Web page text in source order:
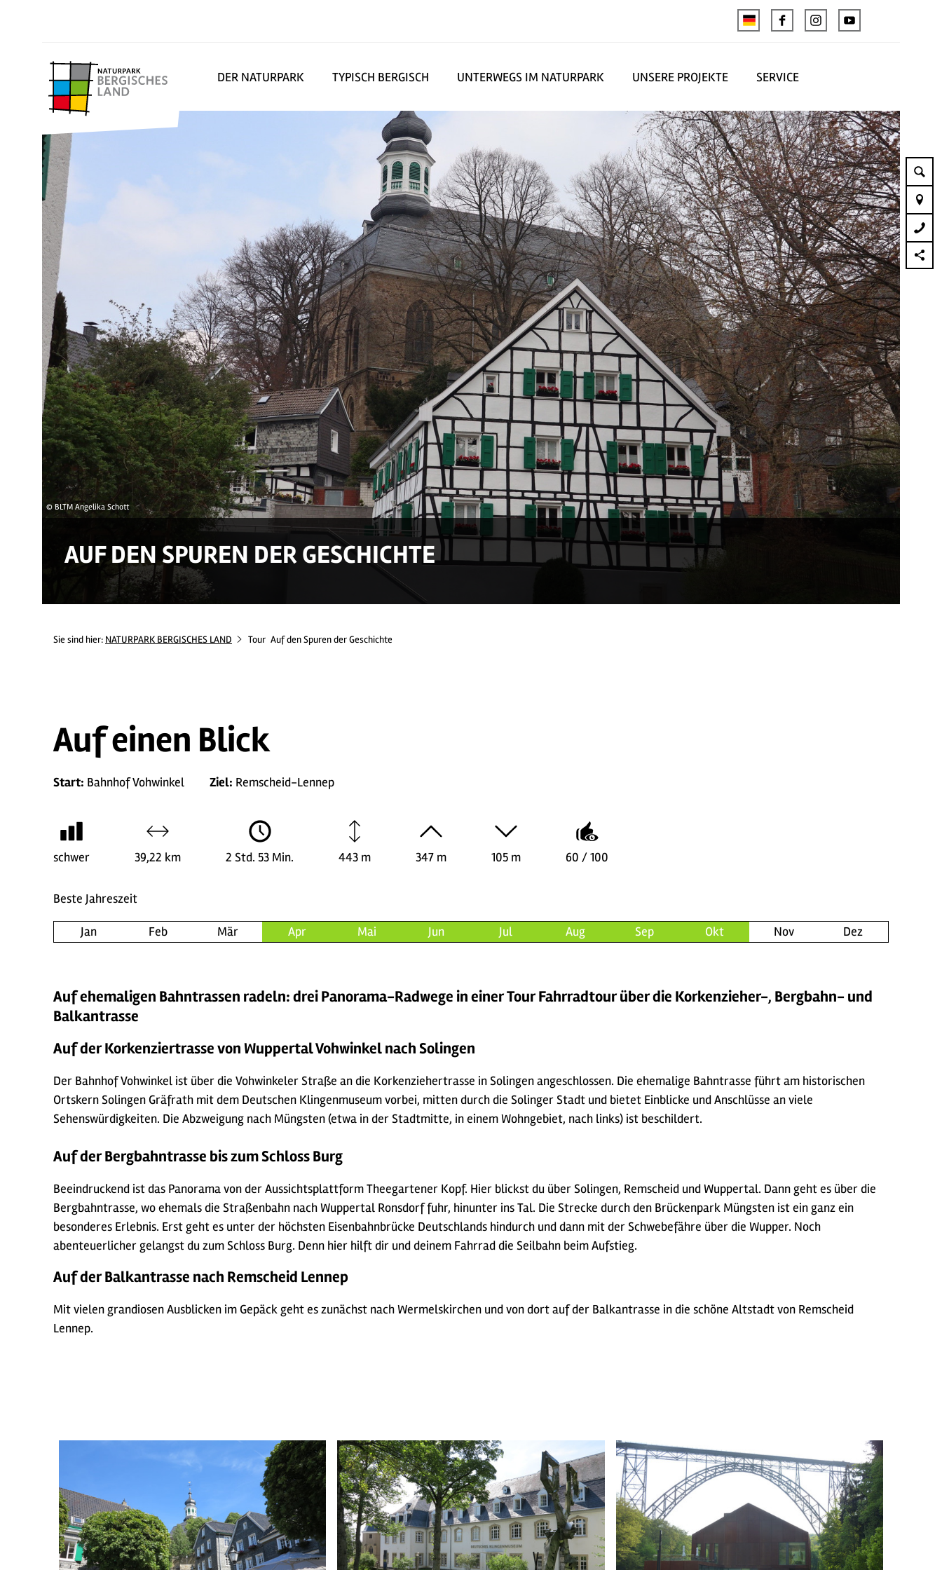
DER NATURPARK TYPISCH BERGISCH UNTERWEGS IM NATURPARK UNSERE PROJEKTE SERVICE
© BLTM Angelika Schott
AUF DEN SPUREN DER GESCHICHTE
Sie sind hier: NATURPARK BERGISCHES LAND Tour Auf den Spuren der Geschichte
Auf einen Blick
Start: Bahnhof Vohwinkel Ziel: Remscheid-Lennep
schwer 39,22 km 2 Std. 53 Min. 443 m 347 m 105 m 60 / 100
Beste Jahreszeit
Jan Feb Mär Apr Mai Jun Jul Aug Sep Okt Nov Dez
Auf ehemaligen Bahntrassen radeln: drei Panorama-Radwege in einer Tour Fahrradtour über die Korkenzieher-, Bergbahn- und
Balkantrasse
Auf der Korkenziertrasse von Wuppertal Vohwinkel nach Solingen
Der Bahnhof Vohwinkel ist über die Vohwinkeler Straße an die Korkenziehertrasse in Solingen angeschlossen. Die ehemalige Bahntrasse führt am historischen
Ortskern Solingen Gräfrath mit dem Deutschen Klingenmuseum vorbei, mitten durch die Solinger Stadt und bietet Einblicke und Anschlüsse an viele
Sehenswürdigkeiten. Die Abzweigung nach Müngsten (etwa in der Stadtmitte, in einem Wohngebiet, nach links) ist beschildert.
Auf der Bergbahntrasse bis zum Schloss Burg
Beeindruckend ist das Panorama von der Aussichtsplattform Theegartener Kopf. Hier blickst du über Solingen, Remscheid und Wuppertal. Dann geht es über die
Bergbahntrasse, wo ehemals die Straßenbahn nach Wuppertal Ronsdorf fuhr, hinunter ins Tal. Die Strecke durch den Brückenpark Müngsten ist ein ganz ein
besonderes Erlebnis. Erst geht es unter der höchsten Eisenbahnbrücke Deutschlands hindurch und dann mit der Schwebefähre über die Wupper. Noch
abenteuerlicher gelangst du zumSchloss Burg. Denn hier hilft dir und deinem Fahrrad die Seilbahn beim Aufstieg.
Auf der Balkantrasse nach Remscheid Lennep
Mit vielen grandiosen Ausblicken im Gepäck geht es zunächst nach Wermelskirchen und von dort auf der Balkantrasse in die schöne Altstadt von Remscheid
Lennep.